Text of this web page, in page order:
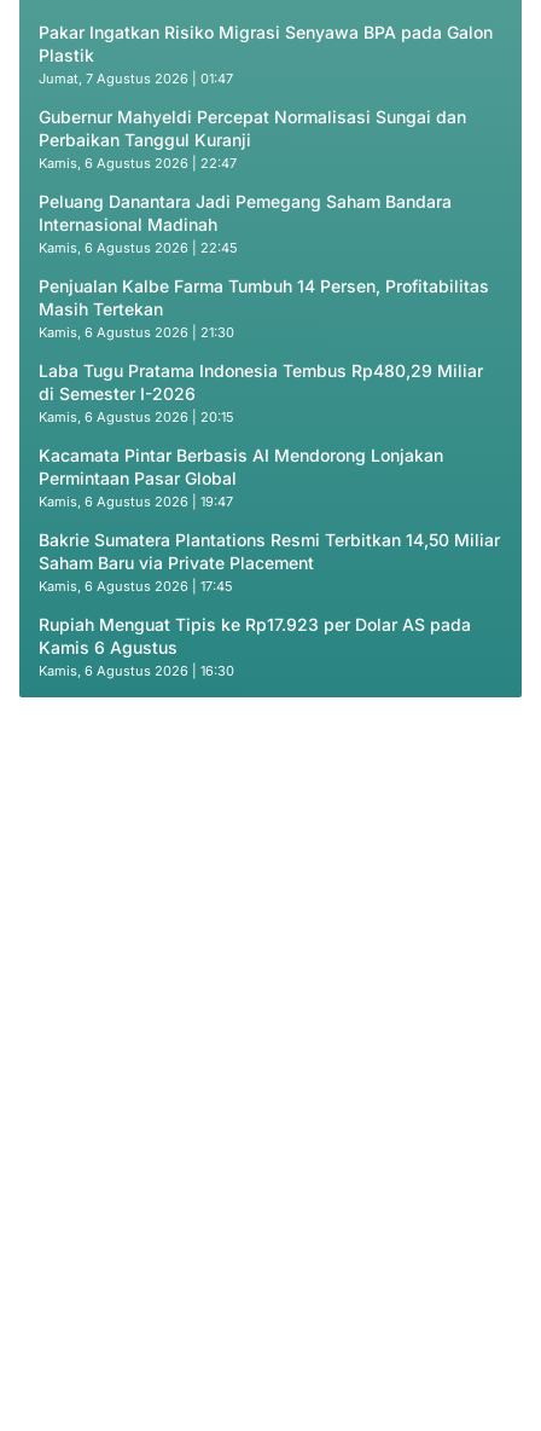
Pakar Ingatkan Risiko Migrasi Senyawa BPA pada Galon
Plastik
Jumat, 7 Agustus 2026 | 01:47
Gubernur Mahyeldi Percepat Normalisasi Sungai dan
Perbaikan Tanggul Kuranji
Kamis, 6 Agustus 2026 | 22:47
Peluang Danantara Jadi Pemegang Saham Bandara
Internasional Madinah
Kamis, 6 Agustus 2026 | 22:45
Penjualan Kalbe Farma Tumbuh 14 Persen, Profitabilitas
Masih Tertekan
Kamis, 6 Agustus 2026 | 21:30
Laba Tugu Pratama Indonesia Tembus Rp480,29 Miliar
di Semester I-2026
Kamis, 6 Agustus 2026 | 20:15
Kacamata Pintar Berbasis AI Mendorong Lonjakan
Permintaan Pasar Global
Kamis, 6 Agustus 2026 | 19:47
Bakrie Sumatera Plantations Resmi Terbitkan 14,50 Miliar
Saham Baru via Private Placement
Kamis, 6 Agustus 2026 | 17:45
Rupiah Menguat Tipis ke Rp17.923 per Dolar AS pada
Kamis 6 Agustus
Kamis, 6 Agustus 2026 | 16:30